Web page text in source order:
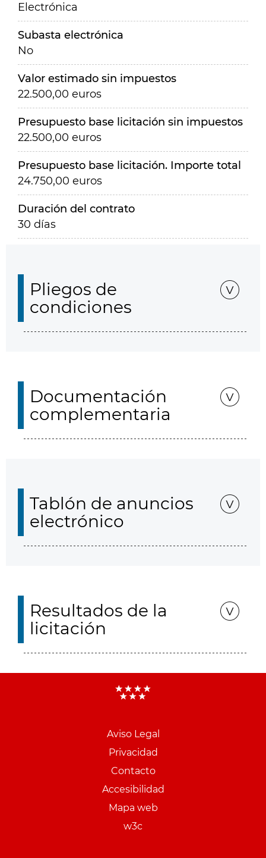
Electrónica
Subasta electrónica
No
Valor estimado sin impuestos
22.500,00 euros
Presupuesto base licitación sin impuestos
22.500,00 euros
Presupuesto base licitación. Importe total
24.750,00 euros
Duración del contrato
30 días
Pliegos de
condiciones
Documentación
complementaria
Tablón de anuncios
electrónico
Resultados de la
licitación
Aviso Legal
Privacidad
Contacto
Accesibilidad
Mapa web
w3c